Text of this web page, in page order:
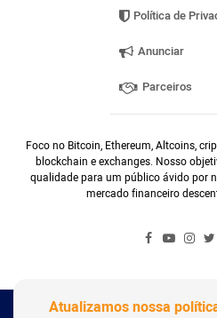
Política de
Anunciar
Parceiros
Foco no Bitcoin, Ethereum, Altcoins,
blockchain e exchanges. Nosso
qualidade para um público ávido por
mercado financeiro
Atualizamos nossa